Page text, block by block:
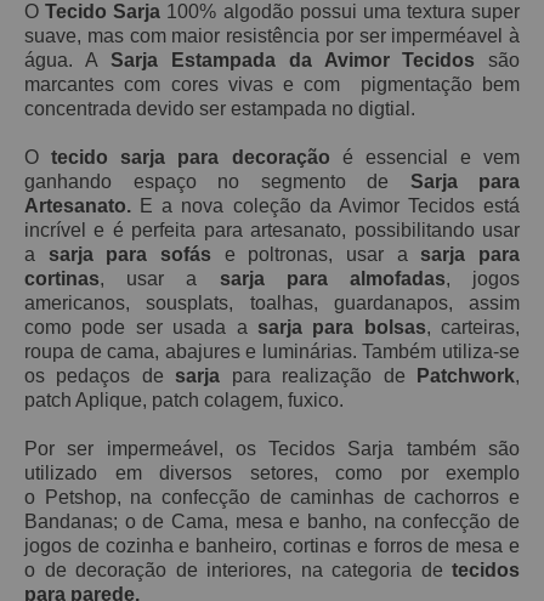
OTecido Sarja 100% algodão possui uma textura super
suave, mas com maior resistência por ser imperméavel à
água. ASarja Estampada da Avimor Tecidos são
marcantes com cores vivas e com pigmentação bem
concentrada devido ser estampada no digtial.
Otecido sarja para decoração é essencial e vem
ganhando espaço no segmento de Sarja para
Artesanato. E a nova coleção da Avimor Tecidos está
incrível e é perfeita para artesanato, possibilitando usar
a sarja para sofás e poltronas, usar a sarja para
cortinas, usar a sarja para almofadas, jogos
americanos, sousplats, toalhas, guardanapos, assim
como pode ser usada a sarja para bolsas, carteiras,
roupa de cama, abajures e luminárias. Também utiliza-se
os pedaços de sarja para realização de Patchwork,
patch Aplique, patch colagem, fuxico.
Por ser impermeável, os Tecidos Sarja também são
utilizado em diversos setores, como por exemplo
o Petshop, na confecção de caminhas de cachorros e
Bandanas; o de Cama, mesa e banho, na confecção de
jogos de cozinha e banheiro, cortinas e forros de mesa e
o de decoração de interiores, na categoria de tecidos
para parede.